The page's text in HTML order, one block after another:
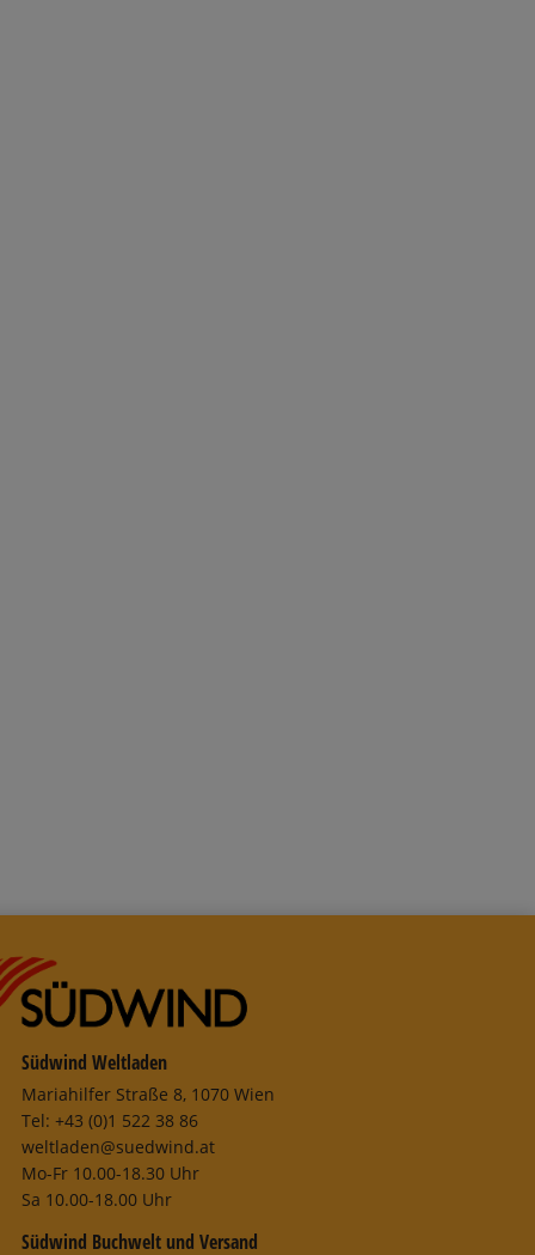
Südwind Weltladen
Mariahilfer Straße 8, 1070 Wien
Tel: +43 (0)1 522 38 86
weltladen@suedwind.at
Mo-Fr 10.00-18.30 Uhr
Sa 10.00-18.00 Uhr
Südwind Buchwelt und Versand